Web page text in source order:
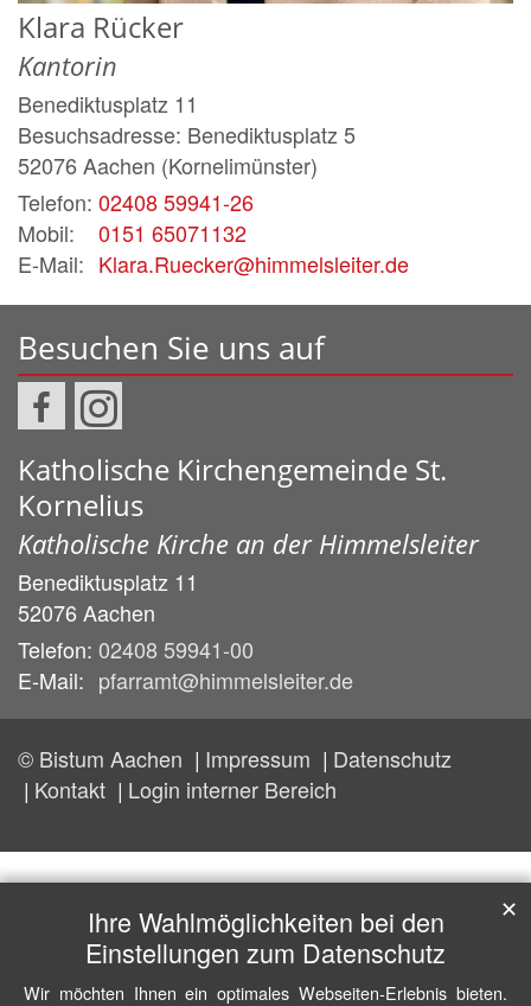
Klara Rücker
Kantorin
Benediktusplatz 11
Besuchsadresse: Benediktusplatz 5
52076Aachen (Kornelimünster)
Telefon: 02408 59941-26
Mobil:
0151 65071132
E-Mail: Klara.Ruecker@himmelsleiter.de
Besuchen Sie uns auf
Katholische Kirchengemeinde St.
Kornelius
Katholische Kirche an der Himmelsleiter
Benediktusplatz 11
52076Aachen
Telefon: 02408 59941-00
E-Mail: pfarramt@himmelsleiter.de
© Bistum Aachen Impressum
Datenschutz
Kontakt
Login interner Bereich
Ihre Wahlmöglichkeiten bei den
Einstellungen zum Datenschutz
Wir möchten Ihnen ein optimales Webseiten-Erlebnis bieten.
✕